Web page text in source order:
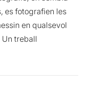
es fotografien les
en qualsevol
Un treball